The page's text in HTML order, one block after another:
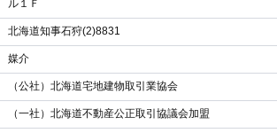
ル１Ｆ
北海道知事石狩(2)8831
媒介
（公社）北海道宅地建物取引業協会
（一社）北海道不動産公正取引協議会加盟